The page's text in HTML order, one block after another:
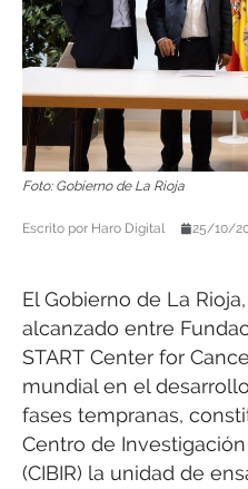
Foto: Gobierno de La Rioja
Escrito por Haro Digital 25/10/
El Gobierno de La
alcanzado entre
START Center for
mundial en el
fases tempranas,
Centro de
(CIBIR) la unidad de